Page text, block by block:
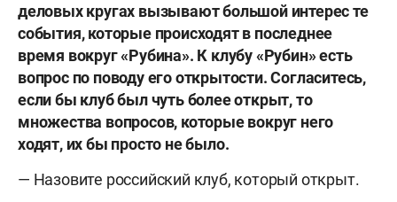
деловых кругах вызывают большой интерес те
события, которые происходят в последнее
время вокруг «Рубина». К клубу «Рубин» есть
вопрос по поводу его открытости. Согласитесь,
если бы клуб был чуть более открыт, то
множества вопросов, которые вокруг него
ходят, их бы просто не было.
— Назовите российский клуб, который открыт.